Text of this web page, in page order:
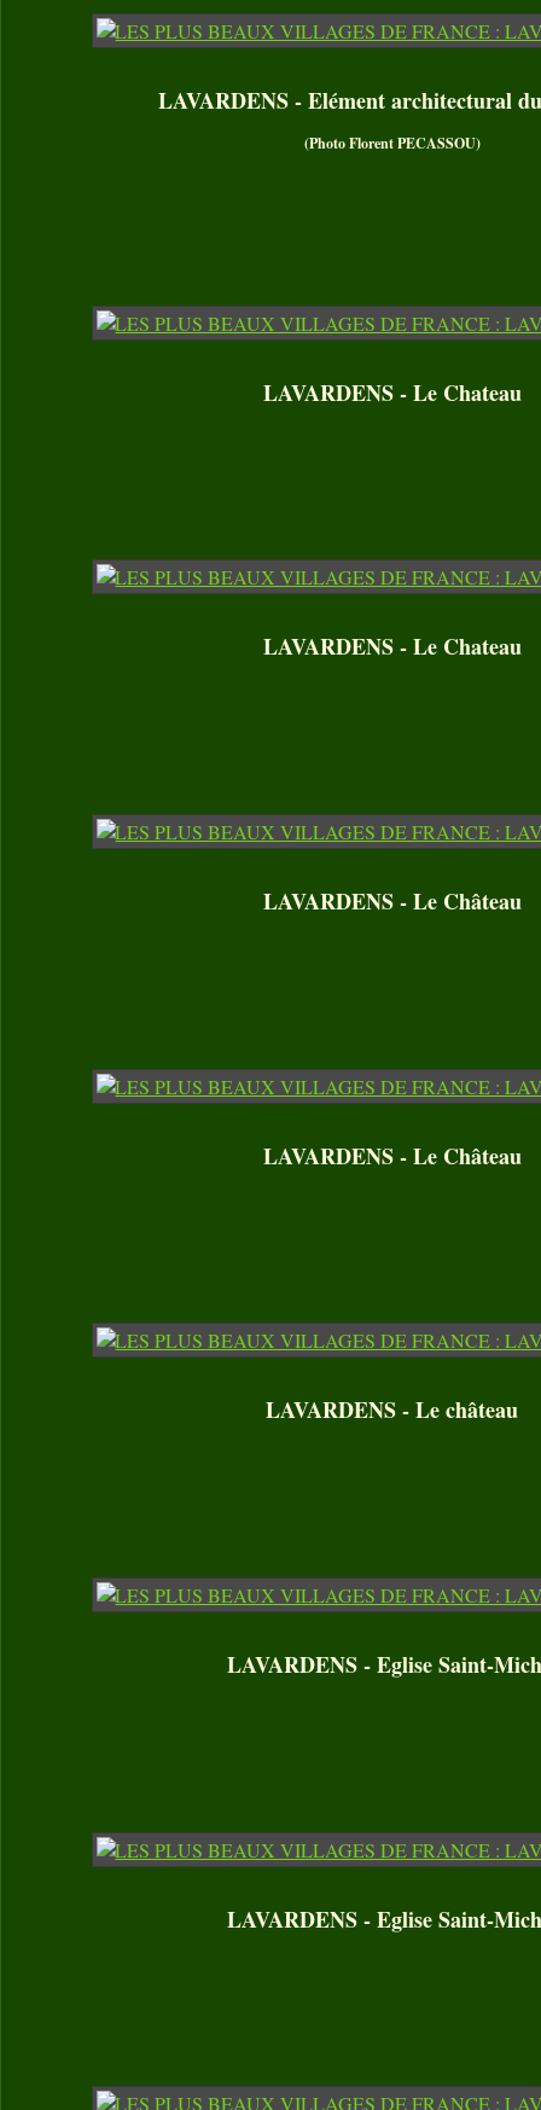
LAVARDENS - Elément architectural
(Photo Florent PECASSOU)
LAVARDENS - Le Chateau
LAVARDENS - Le Chateau
LAVARDENS - Le Château
LAVARDENS - Le Château
LAVARDENS - Le château
LAVARDENS - Eglise Saint-
LAVARDENS - Eglise Saint-